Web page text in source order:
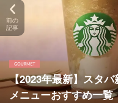
【2023年最新】スタ
メニューおすすめ一覧
前の
記事